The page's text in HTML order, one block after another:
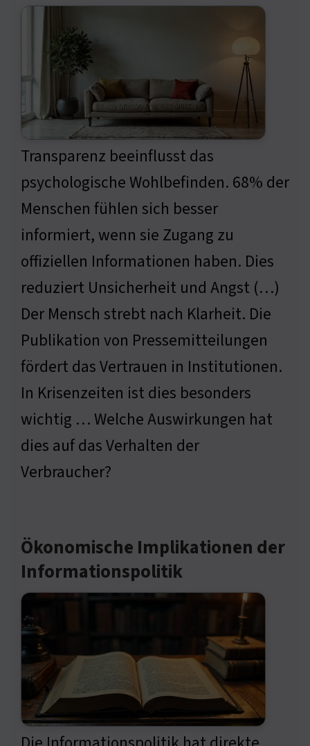
Transparenz beeinflusst das
psychologische Wohlbefinden. 68% der
Menschen fühlen sich besser
informiert, wenn sie Zugang zu
offiziellen Informationen haben. Dies
reduziert Unsicherheit und Angst (…)
Der Mensch strebt nach Klarheit. Die
Publikation von Pressemitteilungen
fördert das Vertrauen in Institutionen.
In Krisenzeiten ist dies besonders
wichtig … Welche Auswirkungen hat
dies auf das Verhalten der
Verbraucher?
Ökonomische Implikationen der
Informationspolitik